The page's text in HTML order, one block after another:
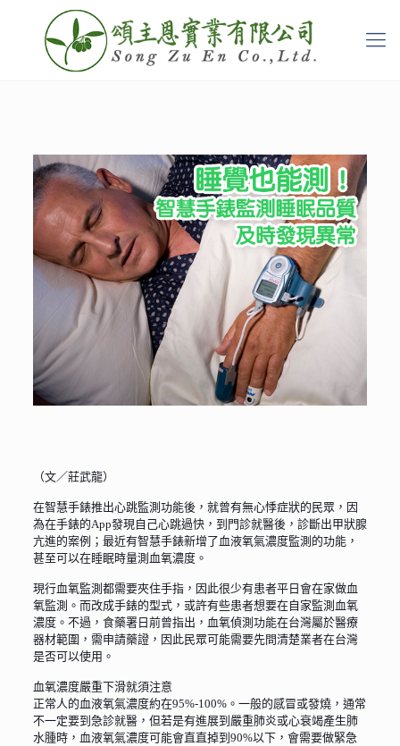
（文／莊武龍）
在智慧手錶推出心跳監測功能後，就曾有無心悸症狀的民眾，因
為在手錶的App發現自己心跳過快，到門診就醫後，診斷出甲狀腺
亢進的案例；最近有智慧手錶新增了血液氧氣濃度監測的功能，
甚至可以在睡眠時量測血氧濃度。
現行血氧監測都需要夾住手指，因此很少有患者平日會在家做血
氧監測。而改成手錶的型式，或許有些患者想要在自家監測血氧
濃度。不過，食藥署日前曾指出，血氧偵測功能在台灣屬於醫療
器材範圍，需申請藥證，因此民眾可能需要先問清楚業者在台灣
是否可以使用。
血氧濃度嚴重下滑就須注意
正常人的血液氧氣濃度約在95%-100%。一般的感冒或發燒，通常
不一定要到急診就醫，但若是有進展到嚴重肺炎或心衰竭產生肺
水腫時，血液氧氣濃度可能會直直掉到90%以下，會需要做緊急